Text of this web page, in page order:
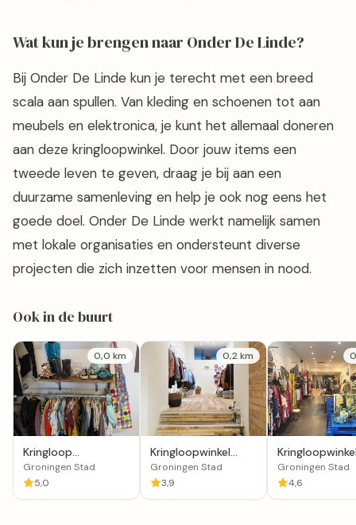
Wat kun je brengen naar Onder De Linde?
Bij Onder De Linde kun je terecht met een breed
scala aan spullen. Van kleding en schoenen tot aan
meubels en elektronica, je kunt het allemaal doneren
aan deze kringloopwinkel. Door jouw items een
tweede leven te geven, draag je bij aan een
duurzame samenleving en help je ook nog eens het
goede doel. Onder De Linde werkt namelijk samen
met lokale organisaties en ondersteunt diverse
projecten die zich inzetten voor mensen in nood.
Ook in de buurt
0,0 km
Kringloop
Overnieuw
Groningen Stad
5,0
0,2 km
Kringloopwinkel
Appel & Ei
Groningen
Groningen Stad
3,9
Mamamini
Kledingboetiek
Groningen Stad
4,6